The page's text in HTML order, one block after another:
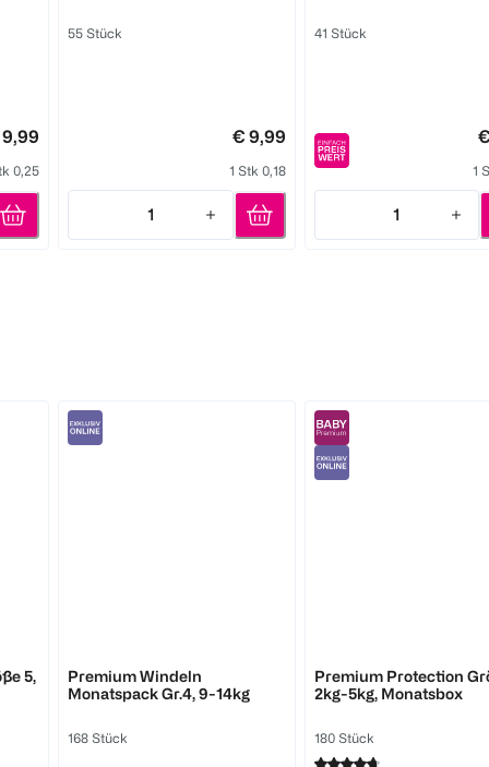
0,25
55 Stück
€ 9,99
1 Stk 0,18
1
Quantity: 1
41 Stück
1
1
Quantity: 1
5,
Premium Windeln
Monatspack Gr.4, 9-14kg
168 Stück
Premium Protection
2kg-5kg, Monatsbox
180 Stück